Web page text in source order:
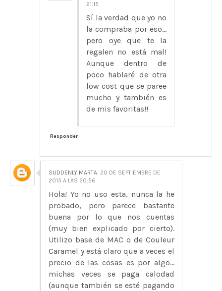
21:15
Sí la verdad que yo no
la compraba por eso...
pero oye que te la
regalen no está mal!
Aunque dentro de
poco hablaré de otra
low cost que se paree
mucho y también es
de mis favoritas!!
Responder
SUDDENLY MARTA 20 DE SEPTIEMBRE DE
2015 A LAS 20:56
Hola! Yo no uso esta, nunca la he
probado, pero parece bastante
buena por lo que nos cuentas
(muy bien explicado por cierto).
Utilizo base de MAC o de Couleur
Caramel y está claro que a veces el
precio de las cosas es por algo...
michas veces se paga calodad
(aunque también se esté pagando